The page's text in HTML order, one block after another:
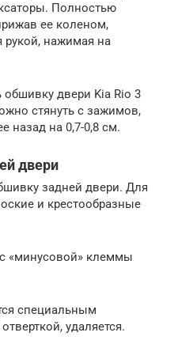
Полностью
ее коленом,
нажимая на
двери Kia Rio 3
стянуть с зажимов,
назад на 0,7-0,8 см.
двери
задней двери. Для
и крестообразные
«минусовой» клеммы
специальным
удаляется.